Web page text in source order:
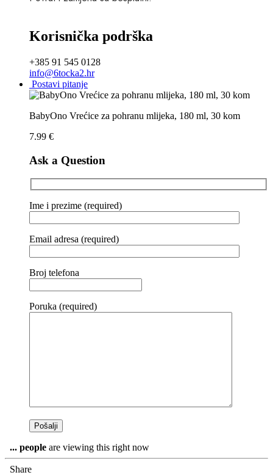
Korisnička podrška
+385 91 545 0128
info@6tocka2.hr
Postavi pitanje
BabyOno Vrećice za pohranu mlijeka, 180 ml, 30 kom
7.99 €
Ask a Question
Ime i prezime (required)
Email adresa (required)
Broj telefona
Poruka (required)
... people are viewing this right now
Share